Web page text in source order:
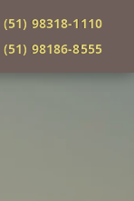
(51) 98318-1110
(51) 98186-8555